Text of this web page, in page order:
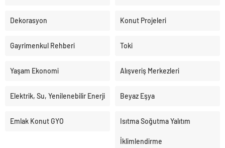
Dekorasyon Konut Projeleri
Gayrimenkul Rehberi Toki
Yaşam Ekonomi Alışveriş Merkezleri
Elektrik, Su, Yenilenebilir Enerji Beyaz Eşya
Emlak Konut GYO Isıtma Soğutma Yalıtım
İklimlendirme